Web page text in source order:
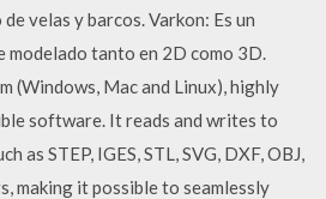
velas y barcos. Varkon: Es un
modelado tanto en 2D como 3D.
(Windows, Mac and Linux), highly
software. It reads and writes to
as STEP, IGES, STL, SVG, DXF, OBJ,
making it possible to seamlessly